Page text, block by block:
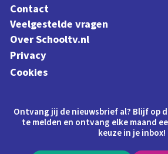
Contact
Veelgestelde vragen
Over Schooltv.nl
Privacy
Cookies
Ontvang jij de nieuwsbrief al? Blijf op
te melden en ontvang elke maand
keuze in je inbox!